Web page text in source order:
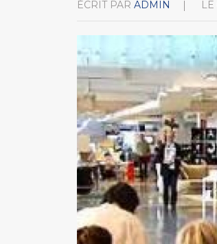
ÉCRIT PAR ADMIN LE